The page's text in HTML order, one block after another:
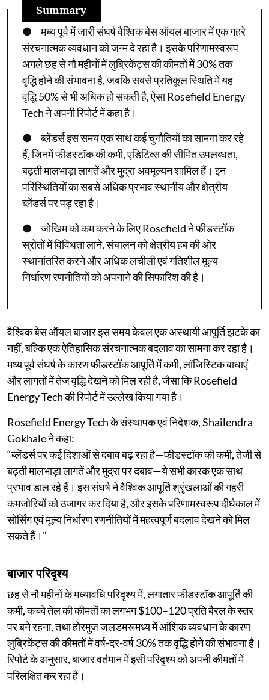
Summary
● मध्य पूर्व में जारी संघर्ष वैश्विक बेस ऑयल बाजार में एक गहरे
संरचनात्मक व्यवधान को जन्म दे रहा है। इसके परिणामस्वरूप
अगले छह से नौ महीनों में लुब्रिकेंट्स की कीमतों में 30% तक
वृद्धि होने की संभावना है, जबकि सबसे प्रतिकूल स्थिति में यह
वृद्धि 50% से भी अधिक हो सकती है, ऐसा Rosefield Energy
Tech ने अपनी रिपोर्ट में कहा है।
● ब्लेंडर्स इस समय एक साथ कई चुनौतियों का सामना कर रहे
हैं, जिनमें फीडस्टॉक की कमी, एडिटिव्स की सीमित उपलब्धता,
बढ़ती मालभाड़ा लागतें और मुद्रा अवमूल्यन शामिल हैं। इन
परिस्थितियों का सबसे अधिक प्रभाव स्थानीय और क्षेत्रीय
ब्लेंडर्स पर पड़ रहा है।
● जोखिम को कम करने के लिए Rosefield ने फीडस्टॉक
स्रोतों में विविधता लाने, संचालन को क्षेत्रीय हब की ओर
स्थानांतरित करने और अधिक लचीली एवं गतिशील मूल्य
निर्धारण रणनीतियों को अपनाने की सिफारिश की है।
वैश्विक बेस ऑयल बाजार इस समय केवल एक अस्थायी आपूर्ति झटके का
नहीं, बल्कि एक ऐतिहासिक संरचनात्मक बदलाव का सामना कर रहा है।
मध्य पूर्व संघर्ष के कारण फीडस्टॉक आपूर्ति में कमी, लॉजिस्टिक बाधाएं
और लागतों में तेज वृद्धि देखने को मिल रही है, जैसा कि Rosefield
Energy Tech की रिपोर्ट में उल्लेख किया गया है।
Rosefield Energy Tech के संस्थापक एवं निदेशक, Shailendra
Gokhale ने कहा:
“ब्लेंडर्स पर कई दिशाओं से दबाव बढ़ रहा है—फीडस्टॉक की कमी, तेजी से
बढ़ती मालभाड़ा लागतें और मुद्रा पर दबाव—ये सभी कारक एक साथ
प्रभाव डाल रहे हैं। इस संघर्ष ने वैश्विक आपूर्ति श्रृंखलाओं की गहरी
कमजोरियों को उजागर कर दिया है, और इसके परिणामस्वरूप दीर्घकाल में
सोर्सिंग एवं मूल्य निर्धारण रणनीतियों में महत्वपूर्ण बदलाव देखने को मिल
सकते हैं।”
बाजार परिदृश्य
छह से नौ महीनों के मध्यावधि परिदृश्य में, लगातार फीडस्टॉक आपूर्ति की
कमी, कच्चे तेल की कीमतों का लगभग $100–120 प्रति बैरल के स्तर
पर बने रहना, तथा होरमुज़ जलडमरूमध्य में आंशिक व्यवधान के कारण
लुब्रिकेंट्स की कीमतों में वर्ष-दर-वर्ष 30% तक वृद्धि होने की संभावना है।
रिपोर्ट के अनुसार, बाजार वर्तमान में इसी परिदृश्य को अपनी कीमतों में
परिलक्षित कर रहा है।